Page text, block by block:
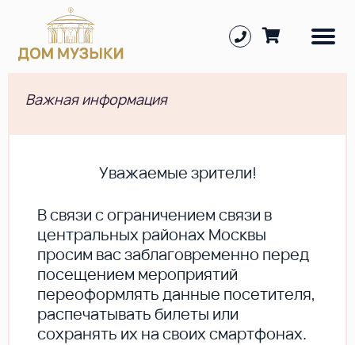
Важная информация
Уважаемые зрители!
В cвязи с ограничением связи в
центральных районах Москвы
просим вас заблаговременно перед
посещением мероприятий
переоформлять данные посетителя,
распечатывать билеты или
сохранять их на своих смартфонах.